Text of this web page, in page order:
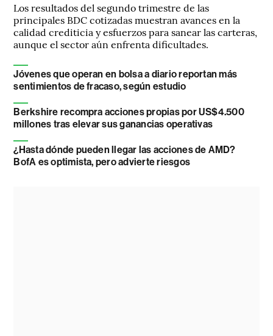
Los resultados del segundo trimestre de las
principales BDC cotizadas muestran avances en la
calidad crediticia y esfuerzos para sanear las carteras,
aunque el sector aún enfrenta dificultades.
Jóvenes que operan en bolsa a diario reportan más
sentimientos de fracaso, según estudio
Berkshire recompra acciones propias por US$4.500
millones tras elevar sus ganancias operativas
¿Hasta dónde pueden llegar las acciones de AMD?
BofA es optimista, pero advierte riesgos